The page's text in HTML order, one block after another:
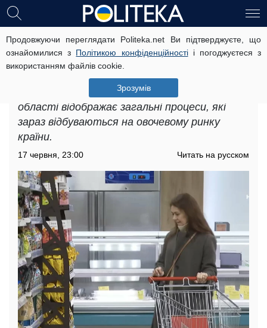
Продовжуючи переглядати Politeka.net Ви підтверджуєте, що
ознайомилися з Політикою конфіденційностіі погоджуєтеся з
використанням файлів cookie.
Зрозумів
Дефіцит продуктів у
Дніпропетровській області: які
товари зачепила проблема
Дефіцит продуктів у Дніпропетровській
області відображає загальні процеси, які
зараз відбуваються на овочевому ринку
країни.
17 червня, 23:00 Читать на русском